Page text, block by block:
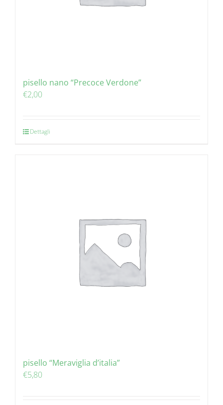
pisello nano “Precoce Verdone”
€2,00
Dettagli
pisello “Meraviglia d’italia”
€5,80